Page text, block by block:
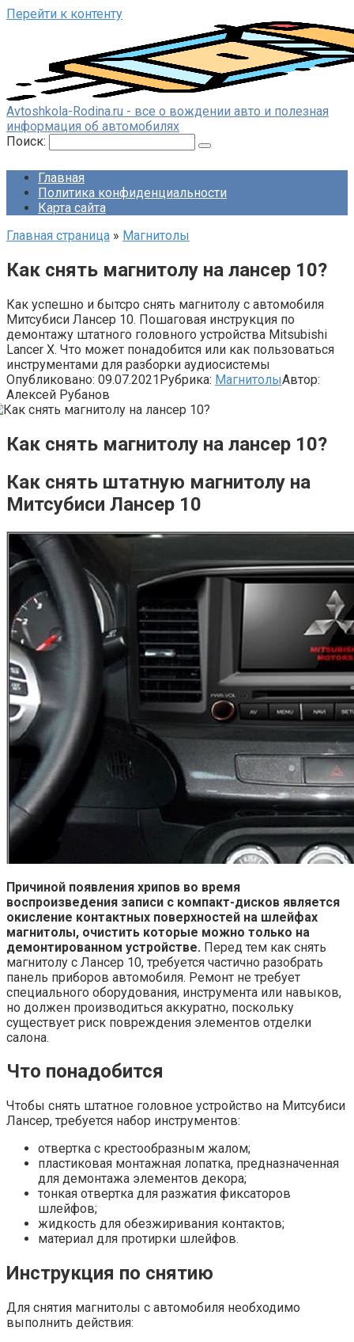
Перейти к контенту
Avtoshkola-Rodina.ru - все о вождении авто и полезная
информация об автомобилях
Поиск:
Главная
Политика конфиденциальности
Карта сайта
Главная страница » Магнитолы
Как снять магнитолу на лансер 10?
Как успешно и бытсро снять магнитолу с автомобиля
Митсубиси Лансер 10. Пошаговая инструкция по
демонтажу штатного головного устройства Mitsubishi
Lancer X. Что может понадобится или как пользоваться
инструментами для разборки аудиосистемы
Опубликовано: 09.07.2021Рубрика: МагнитолыАвтор:
Алексей Рубанов
Как снять магнитолу на лансер 10?
Как снять штатную магнитолу на
Митсубиси Лансер 10
Причиной появления хрипов во время
воспроизведения записи с компакт-дисков является
окисление контактных поверхностей на шлейфах
магнитолы, очистить которые можно только на
демонтированном устройстве. Перед тем как снять
магнитолу с Лансер 10, требуется частично разобрать
панель приборов автомобиля. Ремонт не требует
специального оборудования, инструмента или навыков,
но должен производиться аккуратно, поскольку
существует риск повреждения элементов отделки
салона.
Что понадобится
Чтобы снять штатное головное устройство на Митсубиси
Лансер, требуется набор инструментов:
отвертка с крестообразным жалом;
пластиковая монтажная лопатка, предназначенная
для демонтажа элементов декора;
тонкая отвертка для разжатия фиксаторов
шлейфов;
жидкость для обезжиривания контактов;
материал для протирки шлейфов.
Инструкция по снятию
Для снятия магнитолы с автомобиля необходимо
выполнить действия: